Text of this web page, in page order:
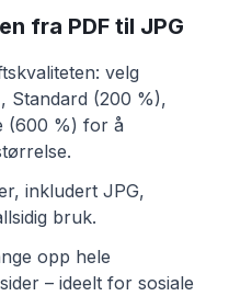
fra PDF til JPG
velg
Standard (200 %),
(600 %) for å
inkludert JPG,
bruk.
opp hele
– ideelt for sosiale